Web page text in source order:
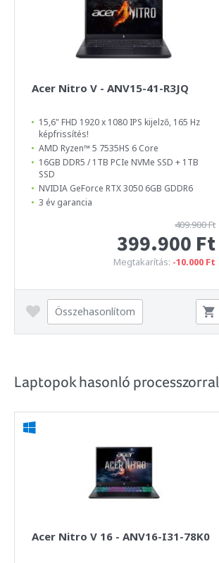
Acer Nitro V - ANV15-41-R3JQ
15,6" FHD 1920 x 1080 IPS kijelző, 165 Hz
képfrissítés!
AMD Ryzen™ 5 7535HS 6 Core
16GB DDR5 / 1TB PCIe NVMe SSD + 1TB
SSD
NVIDIA GeForce RTX 3050 6GB GDDR6
3 év garancia
409.900 Ft
399.900 Ft
Megtakarítás: -10.000 Ft
Összehasonlítom
Laptopok hasonló processzorral
Acer Nitro V 16 - ANV16-I31-78K0